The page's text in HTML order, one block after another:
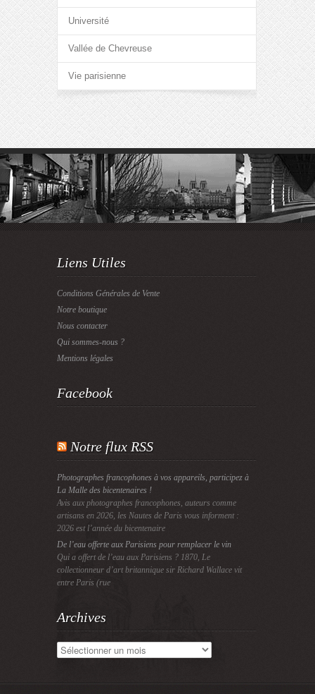
Université
Vallée de Chevreuse
Vie parisienne
Liens Utiles
Conditions Générales de Vente
Notre boutique
Nous contacter
Qui sommes-nous ?
Mentions légales
Facebook
Notre flux RSS
Photographes francophones à vos appareils, participez à
La Malle des bicentenaires !
Avis aux photographes francophones, auteurs comme
artisans en 2026, les Nautes de Paris vous informent :
2026 est l’année du bicentenaire
De l’eau offerte aux Parisiens pour remplacer le vin
Qui a offert de l’eau aux Parisiens ? 1870, Le
collectionneur d’art britannique sir Richard Wallace vit
entre Paris (rue
Archives
Archives